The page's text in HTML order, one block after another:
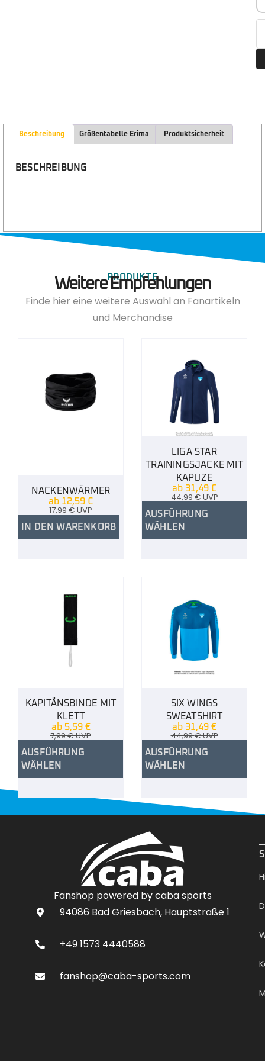
Beschreibung Größentabelle Erima Produktsicherheit
BESCHREIBUNG
PRODUKTE
Weitere Empfehlungen
Finde hier eine weitere Auswahl an Fanartikeln
und Merchandise
NACKENWÄRMER
ab 12,59 €
17,99€UVP
IN DEN WARENKORB
LIGA STAR
TRAININGSJACKE MIT
KAPUZE
ab 31,49 €
44,99€UVP
AUSFÜHRUNG
WÄHLEN
KAPITÄNSBINDE MIT
KLETT
ab 5,59 €
7,99€UVP
AUSFÜHRUNG
WÄHLEN
SIX WINGS
SWEATSHIRT
ab 31,49 €
44,99€UVP
AUSFÜHRUNG
WÄHLEN
Fanshop powered by caba sports
94086 Bad Griesbach, Hauptstraße 1
+49 1573 4440588
fanshop@caba-sports.com